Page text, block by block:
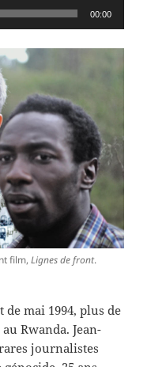
00:00
film,Lignes de front.
de mai 1994, plus de
Rwanda. Jean-
journalistes